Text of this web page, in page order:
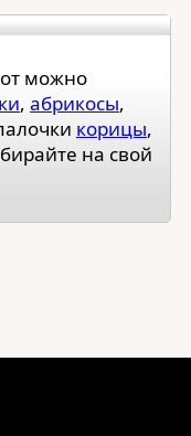
можно
, абрикосы,
корицы,
на свой